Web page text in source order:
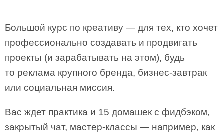
Большой курс по креативу — для тех, кто хочет
профессионально создавать и продвигать
проекты (и зарабатывать на этом), будь
то реклама крупного бренда, бизнес-завтрак
или социальная миссия.
Вас ждет практика и 15 домашек с фидбэком,
закрытый чат, мастер-классы — например, как